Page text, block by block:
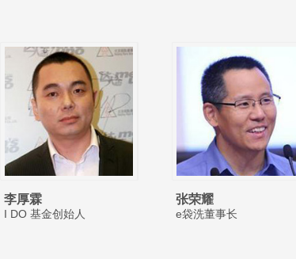
李厚霖
I DO 基金创始人
张荣耀
e袋洗董事长